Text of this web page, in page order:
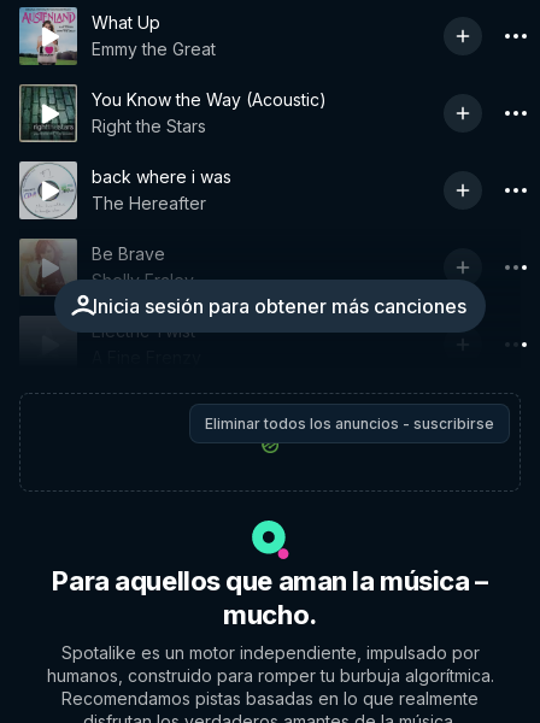
What Up
Emmy the Great
You Know the Way (Acoustic)
Right the Stars
back where i was
The Hereafter
Inicia sesión para obtener más canciones
Be Brave
Shelly Fraley
Electric Twist
Eliminar todos los anuncios - suscribirse
Para aquellos que aman la música –
mucho.
Spotalike es un motor independiente, impulsado por
humanos, construido para romper tu burbuja algorítmica.
Recomendamos pistas basadas en lo que realmente